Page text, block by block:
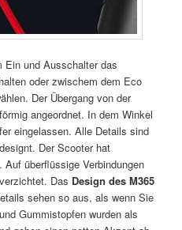
Ein und Ausschalter das
oder zwischem dem Eco
Der Übergang von der
angeordnet. In dem Winkel
eingelassen. Alle Details sind
Der Scooter hat
überflüssige Verbindungen
Das Design des M365
sehen so aus, als wenn Sie
Gummistopfen wurden als